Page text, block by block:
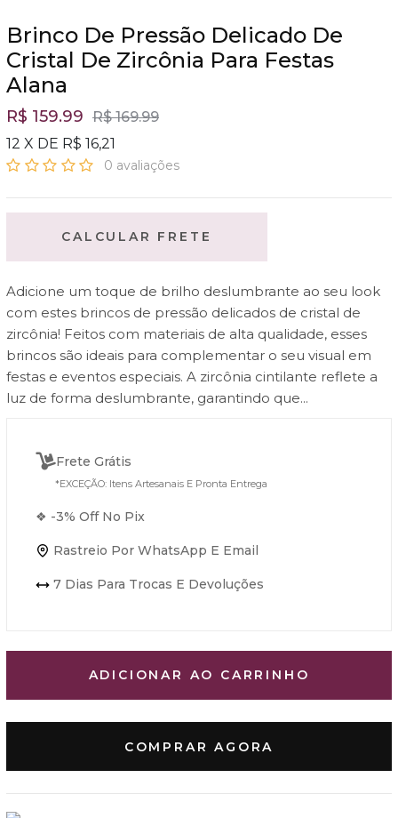
Brinco De Pressão Delicado De
Cristal De Zircônia Para Festas
Alana
R$ 159.99 R$ 169.99
12 X DE R$ 16,21
0 avaliações
CALCULAR FRETE
Adicione um toque de brilho deslumbrante ao seu look
com estes brincos de pressão delicados de cristal de
zircônia! Feitos com materiais de alta qualidade, esses
brincos são ideais para complementar o seu visual em
festas e eventos especiais. A zircônia cintilante reflete a
luz de forma deslumbrante, garantindo que...
Frete Grátis
*EXCEÇÃO: Itens Artesanais E Pronta Entrega
❖ -3% Off No Pix
Rastreio Por WhatsApp E Email
7 Dias Para Trocas E Devoluções
ADICIONAR AO CARRINHO
COMPRAR AGORA